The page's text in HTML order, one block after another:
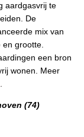
aardgasvrij te
De
mix van
grootte.
een bron
wonen. Meer
(74)